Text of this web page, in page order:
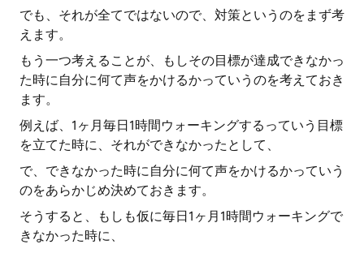
でも、それが全てではないので、対策というのをまず考
えます。
もう一つ考えることが、もしその目標が達成できなかっ
た時に自分に何て声をかけるかっていうのを考えておき
ます。
例えば、1ヶ月毎日1時間ウォーキングするっていう目標
を立てた時に、それができなかったとして、
で、できなかった時に自分に何て声をかけるかっていう
のをあらかじめ決めておきます。
そうすると、もしも仮に毎日1ヶ月1時間ウォーキングで
きなかった時に、